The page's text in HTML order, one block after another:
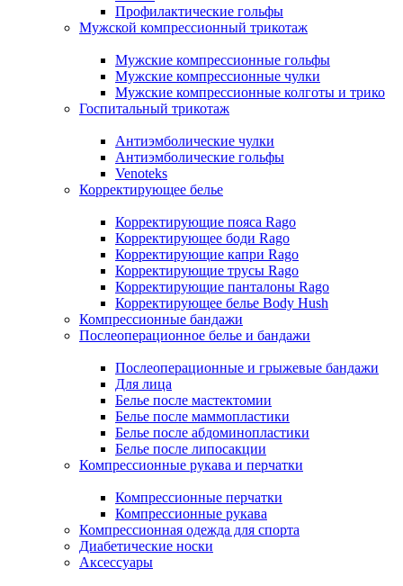
Профилактические гольфы
Мужской компрессионный трикотаж
Мужские компрессионные гольфы
Мужские компрессионные чулки
Мужские компрессионные колготы и трико
Госпитальный трикотаж
Антиэмболические чулки
Антиэмболические гольфы
Venoteks
Корректирующее белье
Корректирующие пояса Rago
Корректирующее боди Rago
Корректирующие капри Rago
Корректирующие трусы Rago
Корректирующие панталоны Rago
Корректирующее белье Body Hush
Компрессионные бандажи
Послеоперационное белье и бандажи
Послеоперационные и грыжевые бандажи
Для лица
Белье после мастектомии
Белье после маммопластики
Белье после абдоминопластики
Белье после липосакции
Компрессионные рукава и перчатки
Компрессионные перчатки
Компрессионные рукава
Компрессионная одежда для спорта
Диабетические носки
Аксессуары